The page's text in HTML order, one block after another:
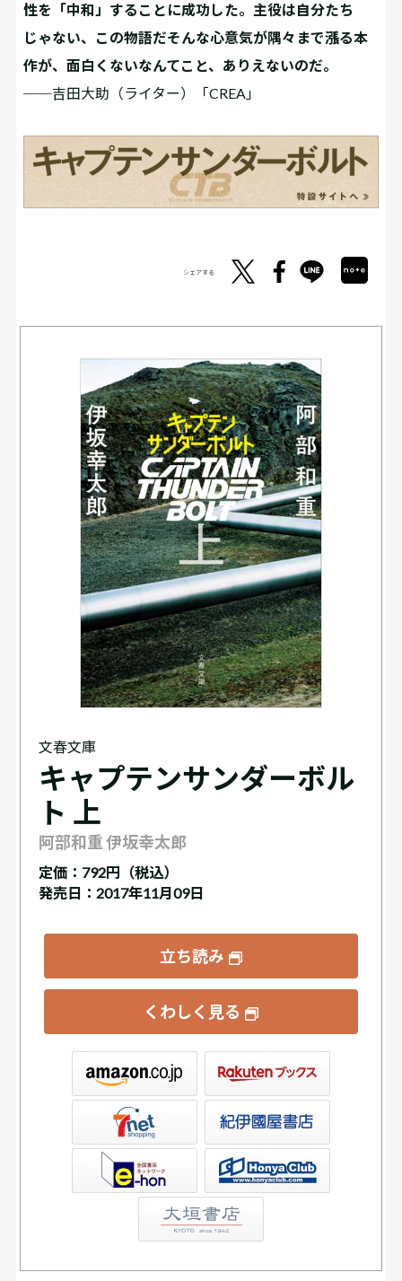
性を「中和」することに成功した。主役は自分たち
じゃない、この物語だ――そんな心意気が隅々まで漲る本
作が、面白くないなんてこと、ありえないのだ。
──吉田大助（ライター）「CREA」
シェアする
文春文庫
キャプテンサンダーボル
ト 上
阿部和重 伊坂幸太郎
定価： 792円（税込）
発売日：2017年11月09日
立ち読み
くわしく見る
書店ウェブストア